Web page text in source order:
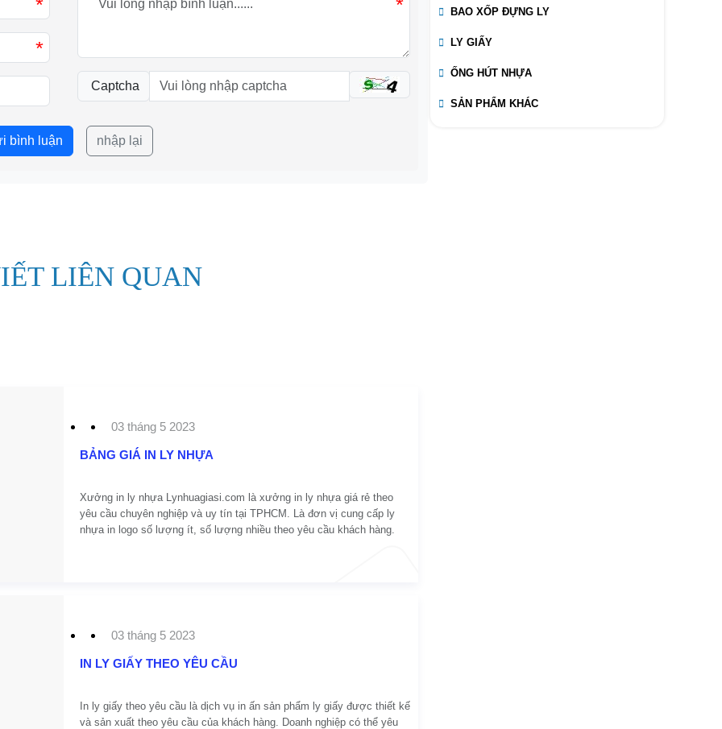
*
*
*
Captcha
bình luận nhập lại
LIÊN QUAN
03 tháng 5 2023
BẢNG GIÁ IN LY NHỰA
Xưởng in ly nhựa Lynhuagiasi.com là xưởng in ly nhựa giá rẻ theo
yêu cầu chuyên nghiệp và uy tín tại TPHCM. Là đơn vị cung cấp ly
nhựa in logo số lượng ít, số lượng nhiều theo yêu cầu khách hàng.
03 tháng 5 2023
IN LY GIẤY THEO YÊU CẦU
In ly giấy theo yêu cầu là dịch vụ in ấn sản phẩm ly giấy được thiết kế
và sản xuất theo yêu cầu của khách hàng. Doanh nghiệp có thể yêu
BAO XỐP ĐỰNG LY
LY GIẤY
ỐNG HÚT NHỰA
SẢN PHẨM KHÁC